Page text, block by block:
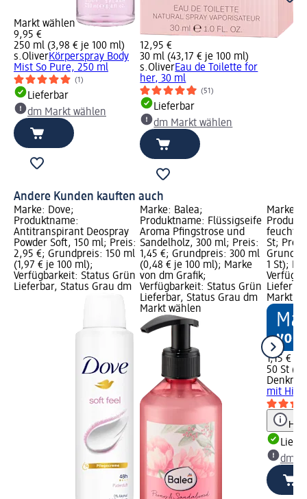
Markt wählen
9,95 €
250 ml (3,98 € je 100 ml)
s.OliverKörperspray Body
Mist So Pure, 250 ml
(1)
Lieferbar
dm Markt wählen
12,95 €
30 ml (43,17 € je 100 ml)
s.OliverEau de Toilette for
her, 30 ml
(51)
Lieferbar
dm Markt wählen
Andere Kunden kauften auch
Marke: Dove;
Produktname:
Antitranspirant Deospray
Powder Soft, 150 ml; Preis:
2,95 €; Grundpreis: 150 ml
(1,97 € je 100 ml);
Verfügbarkeit: Status Grün
Lieferbar, Status Grau dm
Marke: Balea;
Produktname: Flüssigseife
Aroma Pfingstrose und
Sandelholz, 300 ml; Preis:
1,45 €; Grundpreis: 300 ml
(0,48 € je 100 ml); Marke
von dm Grafik;
Verfügbarkeit: Status Grün
Lieferbar, Status Grau dm
Markt wählen
Marke:
feucht
St;
1 St);
Markt
1,15 €
50 St
Denkmit
mit
dm